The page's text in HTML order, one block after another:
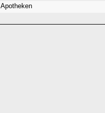
Apotheken